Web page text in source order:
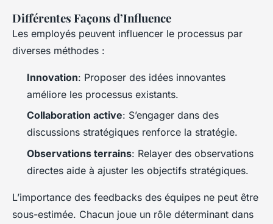
Différentes Façons d’Influence
Les employés peuvent influencer le processus par
diverses méthodes :
Innovation: Proposer des idées innovantes
améliore les processus existants.
Collaboration active: S’engager dans des
discussions stratégiques renforce la stratégie.
Observations terrains: Relayer des observations
directes aide à ajuster les objectifs stratégiques.
L’importance des feedbacks des équipes ne peut être
sous-estimée. Chacun joue un rôle déterminant dans